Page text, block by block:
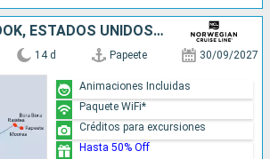
FRANCIA, ILES COOK, ESTADOS UNIDOS, SAMOA, FIDJI (ISLAS)
14 d Papeete 30/09/2027
Animaciones Incluidas
Paquete WiFi*
Créditos para excursiones
Hasta 50% Off